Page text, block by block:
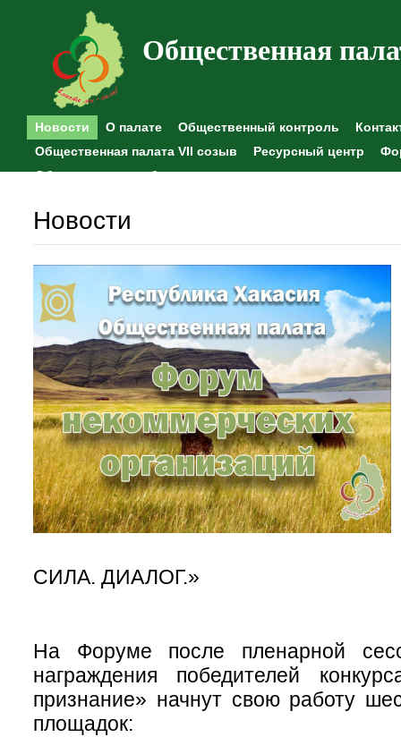
Общественная
Новости О палате Общественный контроль
Общественная палата VII созыв
Ресурсный центр
Общественные наблюдения
Новости
СИЛА. ДИАЛОГ.»
На Форуме после пленарной
награждения победителей
признание» начнут свою работу
площадок: